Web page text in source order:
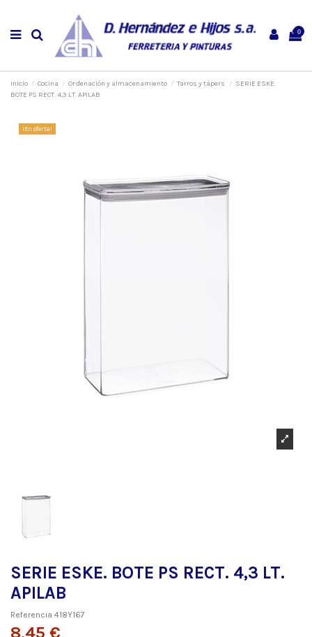
0
Inicio Cocina Ordenación y almacenamiento Tarros y tápers
SERIE ESKE.
BOTE PS RECT. 4,3 LT. APILAB
¡En oferta!
SERIE ESKE. BOTE PS RECT. 4,3 LT.
APILAB
Referencia 418Y167
8,45 €